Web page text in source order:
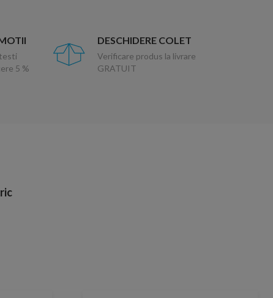
5 %
DESCHIDERE COLET
Verificare produs la livrare
GRATUIT